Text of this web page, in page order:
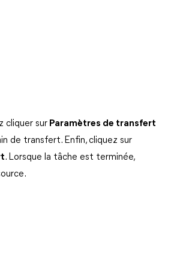
cliquer sur Paramètres de transfert
de transfert. Enfin, cliquez sur
. Lorsque la tâche est terminée,